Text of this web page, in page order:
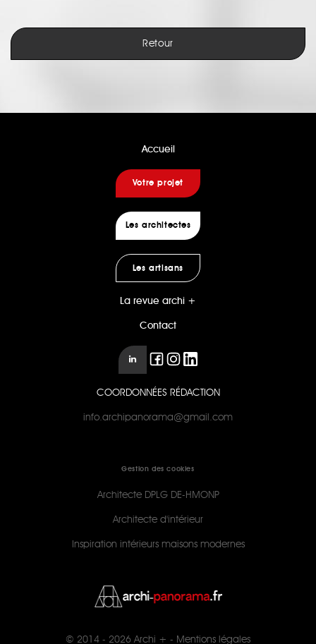
Retour
Accueil
Votre projet
Les architectes
Les artisans
La revue archi +
Contact
COORDONNÉES RÉDACTION
info.archipanorama@gmail.com
Gestion des cookies
Architecte DPLG DE-HMONP
Architecte d'intérieur
Inspiration intérieurs maisons modernes
© 2014 - 2026 Archi + - Mentions légales